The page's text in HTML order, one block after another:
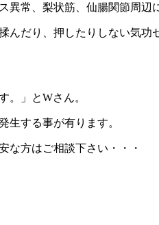
常、梨状筋、仙腸関節周辺
だり、押したりしない気功
。」とWさん。
生する事が有ります。
な方はご相談下さい・・・